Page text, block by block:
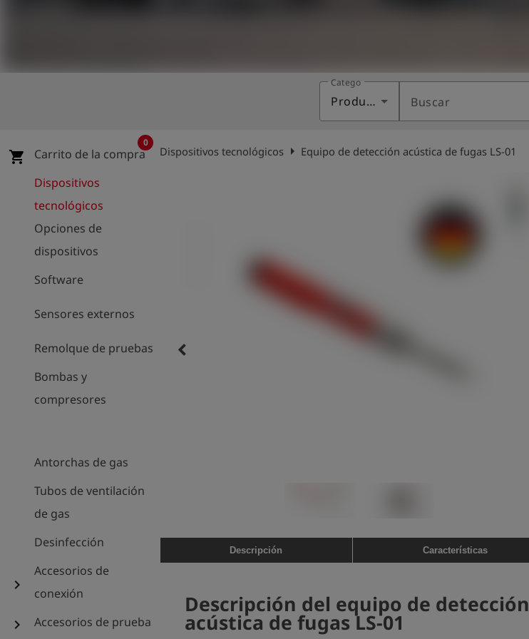
Categoría
Productos Buscar
shopping_cart Carrito de la compra
0
Dispositivos
tecnológicos
Opciones de
dispositivos
Software
Sensores externos
Remolque de pruebas
Bombas y
compresores
Antorchas de gas
Tubos de ventilación
de gas
Desinfección
chevron_right
Accesorios de
conexión
chevron_right Accesorios de prueba
Dispositivos tecnológicos arrow_right Equipo de detección acústica de fugas LS-01
keyboard_arrow_left
Descripción Características
Descripción del equipo de detección
acústica de fugas LS-01